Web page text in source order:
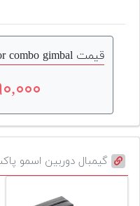
قیمت dji osmo pocket 3 creator combo gimbal
گیمبال دوربین اسمو پاکت 3 کریتور کمبو دست